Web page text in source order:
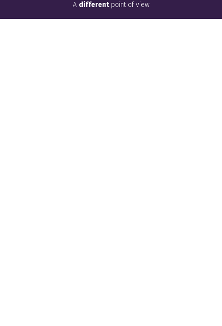
A differentpoint of view